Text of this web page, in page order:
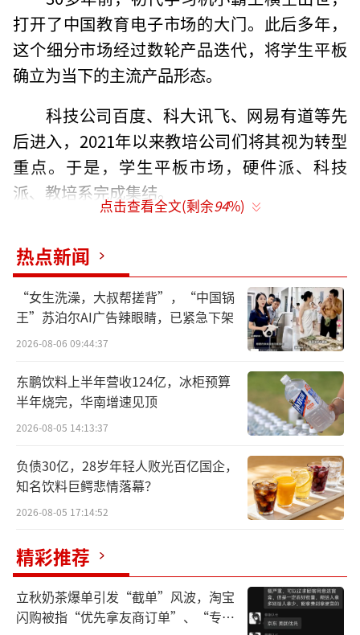
打开了中国教育电子市场的大门。此后多年，
这个细分市场经过数轮产品迭代，将学生平板
确立为当下的主流产品形态。
科技公司百度、科大讯飞、网易有道等先
后进入，2021年以来教培公司们将其视为转型
重点。于是，学生平板市场，硬件派、科技
派、教培系完成集结。
各个“武林门派”市场座次更迭。
学而思、作业帮以及猿辅导旗下的小猿，
名列前茅；科大讯飞、小度紧随其后；传统学
生平板品牌，步步高、小霸王、读书郎等，在T
OP10榜单中摆尾。
如今，学生平板市场中，新势力对传统势
力，已经形成了压倒性的趋势。读书郎由盈转
亏，步步高靠着线下渠道和小天才的加持，仍
然是一线品牌之一，但这个优势，可能并不能
持续多久。
根本原因在于，学生平板的四大要素中，
硬件、软件、技术、内容，重要程度依次递
增。特别是在AI学习机时代，以内容为底层支
点击查看全文(剩余94%)
热点新闻
“女生洗澡，大叔帮搓背”，“中国锅
王”苏泊尔AI广告辣眼睛，已紧急下架
2026-08-06 09:44:37
东鹏饮料上半年营收124亿，冰柜预算
半年烧完，华南增速见顶
2026-08-05 14:13:37
负债30亿，28岁年轻人败光百亿国企，
知名饮料巨鳄悲情落幕？
2026-08-05 17:14:52
精彩推荐
立秋奶茶爆单引发“截单”风波，淘宝
闪购被指“优先拿友商订单”、“专挑